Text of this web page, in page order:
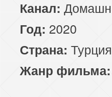
Канал:
Год: 2020
Страна: Турция
Жанр фильма: